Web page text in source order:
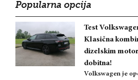
Popularna opcija
Test
Klasična
dizelskim
dobitna!
Volkswagen je